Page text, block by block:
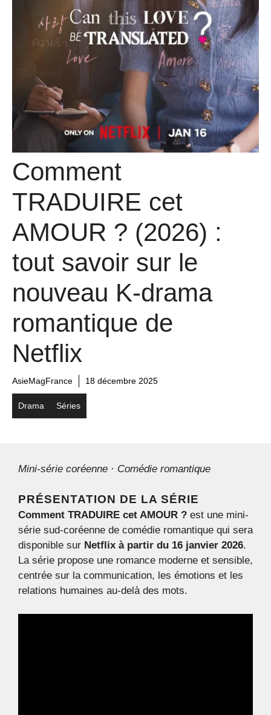
Comment
TRADUIRE cet
AMOUR ? (2026) :
tout savoir sur le
nouveau K-drama
romantique de
Netflix
AsieMagFrance 18 décembre 2025
Drama Séries
Mini-série coréenne · Comédie romantique
PRÉSENTATION DE LA SÉRIE
Comment TRADUIRE cet AMOUR ? est une mini-
série sud-coréenne de comédie romantique qui sera
disponible sur Netflix à partir du 16 janvier 2026.
La série propose une romance moderne et sensible,
centrée sur la communication, les émotions et les
relations humaines au-delà des mots.